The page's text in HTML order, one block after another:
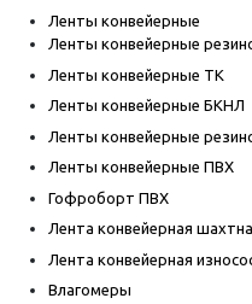
Ленты конвейерные
Ленты конвейерные
Ленты конвейерные ТК
Ленты конвейерные БКНЛ
Ленты конвейерные
Ленты конвейерные ПВХ
Гофроборт ПВХ
Лента конвейерная
Лента конвейерная
Влагомеры